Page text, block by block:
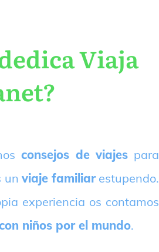
Viaja
consejos de viajes para
un viaje familiarestupendo.
experiencia os contamos
niños por el mundo.